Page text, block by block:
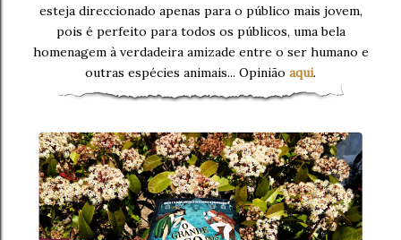
esteja direccionado apenas para o público mais jovem,
pois é perfeito para todos os públicos, uma bela
homenagem à verdadeira amizade entre o ser humano e
outras espécies animais... Opinião aqui.